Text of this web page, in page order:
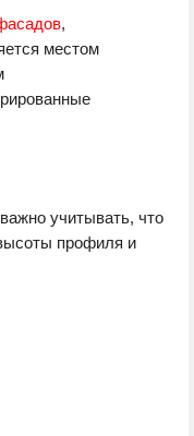
,
местом
важно учитывать, что
профиля и